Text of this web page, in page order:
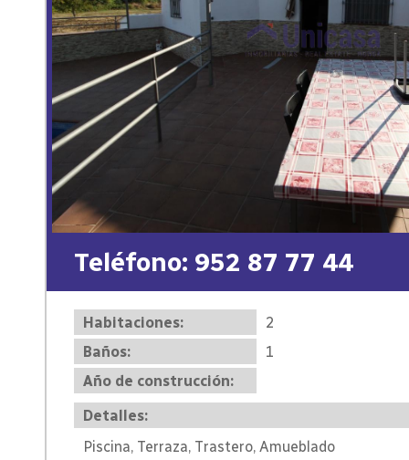
Teléfono: 952 87 77 44
Habitaciones:
2
Baños:
1
Año de construcción:
Detalles:
Piscina, Terraza, Trastero, Amueblado